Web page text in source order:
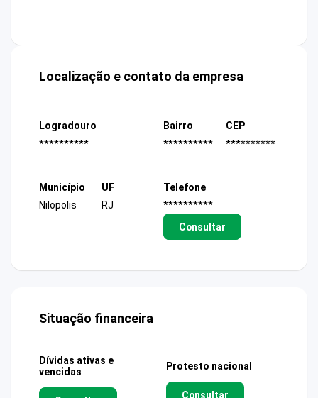
Localização e contato da empresa
Logradouro
**********
Bairro
**********
CEP
**********
Município
Nilopolis
UF
RJ
Telefone
**********
Consultar
Situação financeira
Dívidas ativas e
vencidas
Protesto nacional
Consultar